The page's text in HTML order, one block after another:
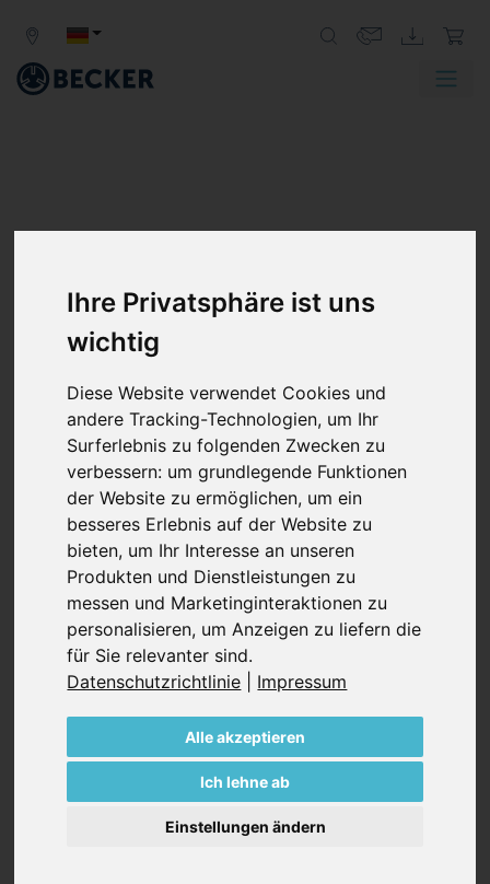
Ihre Privatsphäre ist uns
wichtig
Diese Website verwendet Cookies und
andere Tracking-Technologien, um Ihr
Surferlebnis zu folgenden Zwecken zu
verbessern: um grundlegende Funktionen
der Website zu ermöglichen, um ein
besseres Erlebnis auf der Website zu
bieten, um Ihr Interesse an unseren
Produkten und Dienstleistungen zu
messen und Marketinginteraktionen zu
personalisieren, um Anzeigen zu liefern die
für Sie relevanter sind.
Datenschutzrichtlinie
Impressum
Alle akzeptieren
Ich lehne ab
Einstellungen ändern
VARIAIR SV 300/2
SEITENKANAL-VAKUUMPUMPEN,
ZWEISTUFIG
Die VARIAIR SV 300/2 ist eine Strömungsmaschine mit
VARIAIR Frequenzumrichter, die eine hohe Leistung bei
100% öl- und kontaktfreiem Betrieb bietet. Diese
Seitenkanalgebläse sind hocheffizient und erfordern